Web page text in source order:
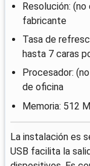
Resolución:
fabricante
Tasa de
hasta 7 caras
Procesador:
de oficina
Memoria: 512
La instalación es
USB facilita la